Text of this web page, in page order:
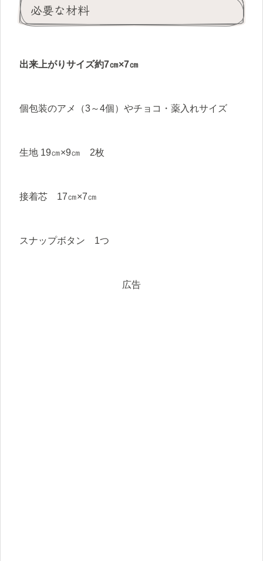
必要な材料
出来上がりサイズ約7㎝×7㎝
個包装のアメ（3～4個）やチョコ・薬入れサイズ
生地 19㎝×9㎝ 2枚
接着芯 17㎝×7㎝
スナップボタン 1つ
広告